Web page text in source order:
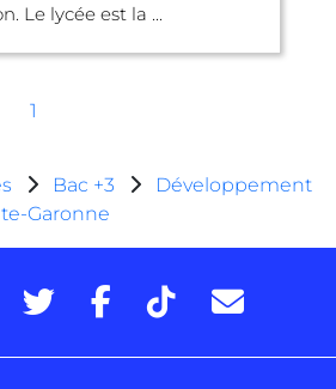
Le lycée est la ...
1
Bac +3
Développement
Garonne